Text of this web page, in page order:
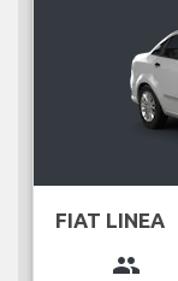
FIAT LINEA
group